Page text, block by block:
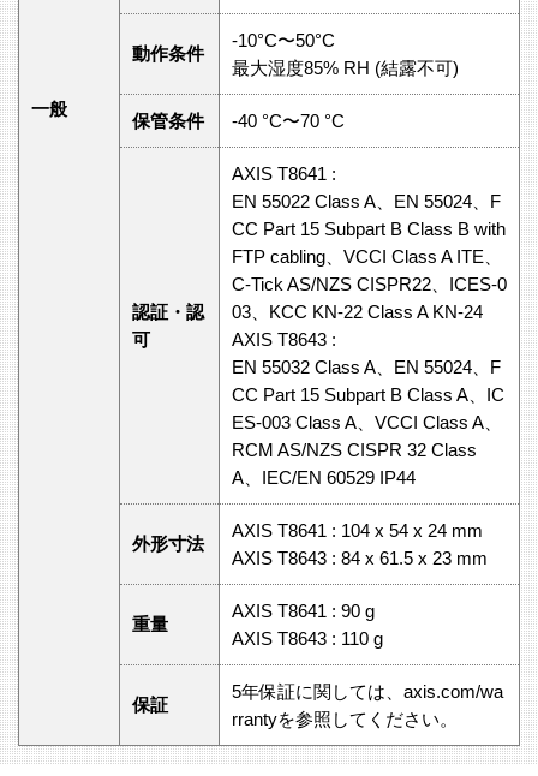
一般
動作条件
-10°C〜50°C
最大湿度85% RH (結露不可)
保管条件 -40 °C〜70 °C
認証・認
可
AXIS T8641 :
EN 55022 Class A、EN 55024、F
CC Part 15 Subpart B Class B with
FTP cabling、VCCI Class A ITE、
C-Tick AS/NZS CISPR22、ICES-0
03、KCC KN-22 Class A KN-24
AXIS T8643 :
EN 55032 Class A、EN 55024、F
CC Part 15 Subpart B Class A、IC
ES-003 Class A、VCCI Class A、
RCM AS/NZS CISPR 32 Class
A、IEC/EN 60529 IP44
外形寸法
AXIS T8641 : 104 x 54 x 24 mm
AXIS T8643 : 84 x 61.5 x 23 mm
重量
AXIS T8641 : 90 g
AXIS T8643 : 110 g
保証
5年保証に関しては、axis.com/wa
rrantyを参照してください。